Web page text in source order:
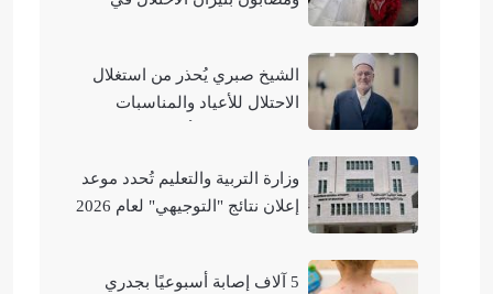
الشيخ صبري يُحذر من استغلال
الاحتلال للأعياد والمناسبات
وزارة التربية والتعليم تُحدد موعد
إعلان نتائج "التوجيهي" لعام 2026
5 آلاف إصابة أسبوعيًا بجدري